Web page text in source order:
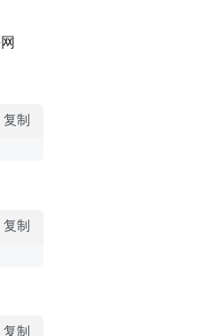
复制
复制
复制